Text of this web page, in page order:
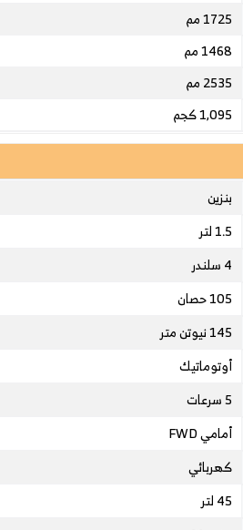
1725 مم
1468 مم
2535 مم
1,095 كجم
بنزين
1.5 لتر
4 سلندر
105 حصان
145 نيوتن متر
أوتوماتيك
5 سرعات
أمامي FWD
كهربائي
45 لتر